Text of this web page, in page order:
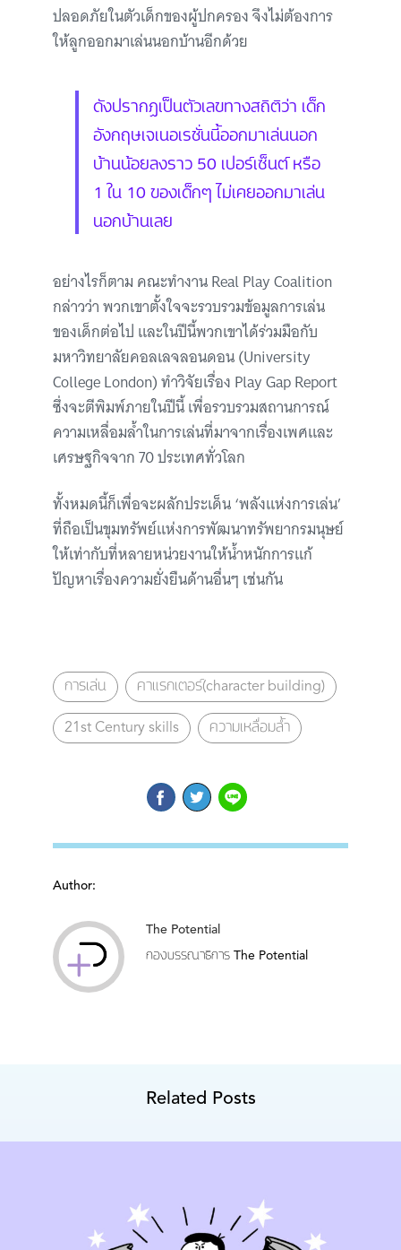
ปลอดภัยในตัวเด็กของผู้ปกครอง จึงไม่ต้องการ
ให้ลูกออกมาเล่นนอกบ้านอีกด้วย
ดังปรากฏเป็นตัวเลขทางสถิติว่า เด็ก
อังกฤษเจเนอเรชั่นนี้ออกมาเล่นนอก
บ้านน้อยลงราว 50 เปอร์เซ็นต์ หรือ
1 ใน 10 ของเด็กๆ ไม่เคยออกมาเล่น
นอกบ้านเลย
อย่างไรก็ตาม คณะทำงาน Real Play Coalition
กล่าวว่า พวกเขาตั้งใจจะรวบรวมข้อมูลการเล่น
ของเด็กต่อไป และในปีนี้พวกเขาได้ร่วมมือกับ
มหาวิทยาลัยคอลเลจลอนดอน (University
College London) ทำวิจัยเรื่อง Play Gap Report
ซึ่งจะตีพิมพ์ภายในปีนี้ เพื่อรวบรวมสถานการณ์
ความเหลื่อมล้ำในการเล่นที่มาจากเรื่องเพศและ
เศรษฐกิจจาก 70 ประเทศทั่วโลก
ทั้งหมดนี้ก็เพื่อจะผลักประเด็น ‘พลังแห่งการเล่น’
ที่ถือเป็นขุมทรัพย์แห่งการพัฒนาทรัพยากรมนุษย์
ให้เท่ากับที่หลายหน่วยงานให้น้ำหนักการแก้
ปัญหาเรื่องความยั่งยืนด้านอื่นๆ เช่นกัน
การเล่น คาแรกเตอร์(character building)
21st Century skills ความเหลื่อมล้ำ
Author:
The Potential
กองบรรณาธิการ The Potential
Related Posts